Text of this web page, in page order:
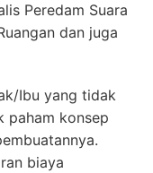
Peredam Suara
dan juga
Ibu yang tidak
paham konsep
biaya